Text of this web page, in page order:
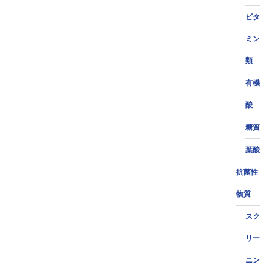
ビタ
ミン
類
有機
酸
糖質
葉酸
抗菌性
物質
スク
リー
ニン